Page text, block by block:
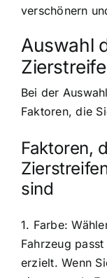
verschönern
Auswahl
Bei der
Faktoren, die
Faktoren,
sind
1. Farbe:
Fahrzeug
erzielt. Wenn